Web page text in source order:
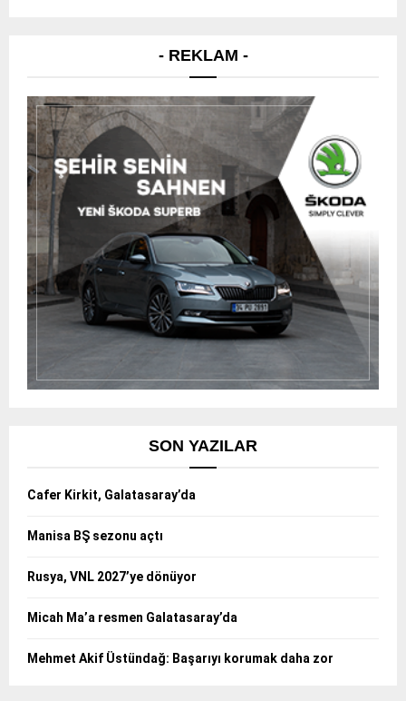
- REKLAM -
SON YAZILAR
Cafer Kirkit, Galatasaray’da
Manisa BŞ sezonu açtı
Rusya, VNL 2027’ye dönüyor
Micah Ma’a resmen Galatasaray’da
Mehmet Akif Üstündağ: Başarıyı korumak daha zor